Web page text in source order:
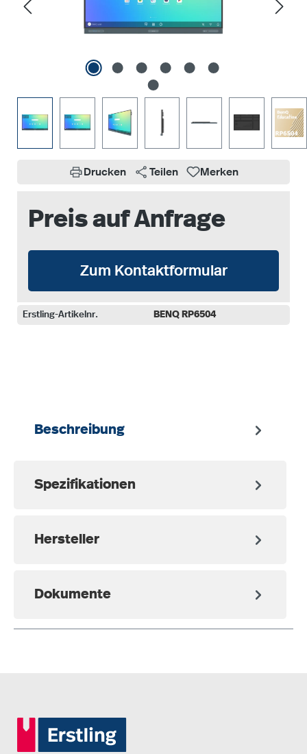
Drucken Teilen Merken
Preis auf Anfrage
Zum Kontaktformular
Erstling-Artikelnr. BENQ RP6504
Beschreibung
Spezifikationen
Hersteller
Dokumente